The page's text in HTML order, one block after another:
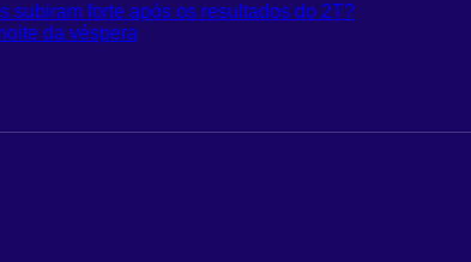
subiram forte após os resultados do 2T?
da véspera